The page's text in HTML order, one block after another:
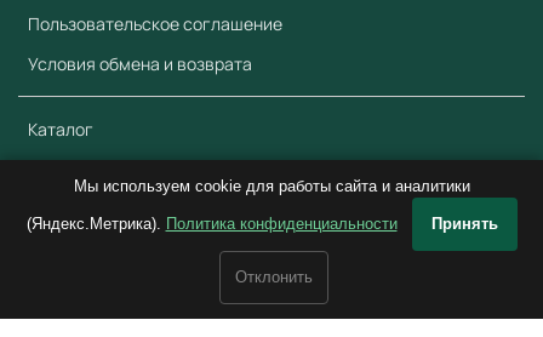
фигур цветом.
Плавающая панель
Наличие
Возможности
объектами:
выделить объект,
копировать,
Наличие
Пользовательское соглашение
Условия обмена и возврата
Каталог
© 2018–2026 ООО «Учебный Стандарт» ИНН 3801158281. Все права
защищены.
Мы используем cookie для работы сайта и аналитики
(Яндекс.Метрика). Политика конфиденциальности Принять
Отклонить